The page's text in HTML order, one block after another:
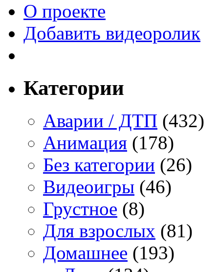
О проекте
Добавить видеоролик
Категории
Аварии / ДТП (432)
Анимация (178)
Без категории (26)
Видеоигры (46)
Грустное (8)
Для взрослых (81)
Домашнее (193)